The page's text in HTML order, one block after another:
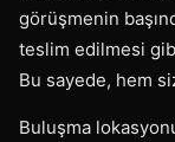
görüşmenin
teslim edilmesi
Bu sayede, hem
Buluşma